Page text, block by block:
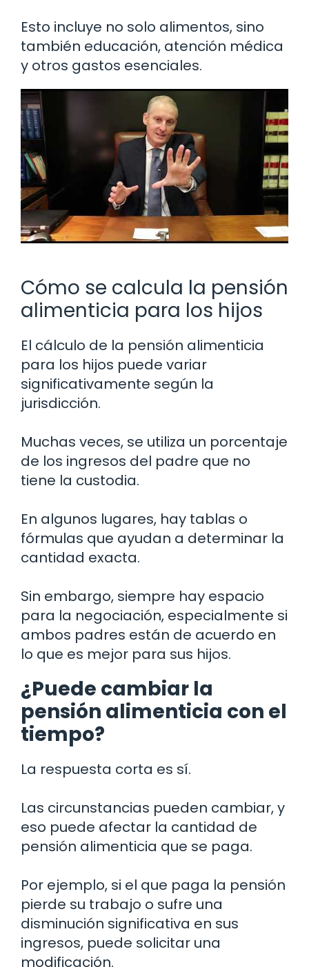
Esto incluye no solo alimentos, sino
también educación, atención médica
y otros gastos esenciales.
Cómo se calcula la pensión
alimenticia para los hijos
El cálculo de la pensión alimenticia
para los hijos puede variar
significativamente según la
jurisdicción.
Muchas veces, se utiliza un porcentaje
de los ingresos del padre que no
tiene la custodia.
En algunos lugares, hay tablas o
fórmulas que ayudan a determinar la
cantidad exacta.
Sin embargo, siempre hay espacio
para la negociación, especialmente si
ambos padres están de acuerdo en
lo que es mejor para sus hijos.
¿Puede cambiar la
pensión alimenticia con el
tiempo?
La respuesta corta es sí.
Las circunstancias pueden cambiar, y
eso puede afectar la cantidad de
pensión alimenticia que se paga.
Por ejemplo, si el que paga la pensión
pierde su trabajo o sufre una
disminución significativa en sus
ingresos, puede solicitar una
modificación.